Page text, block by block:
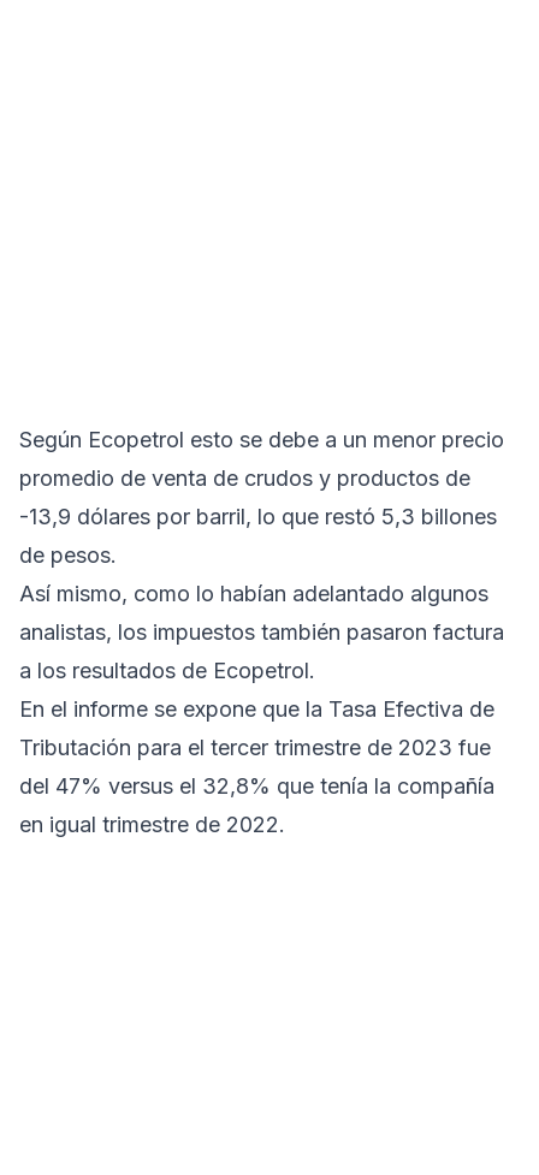
Según Ecopetrol esto se debe a un menor precio
promedio de venta de crudos y productos de
-13,9 dólares por barril, lo que restó 5,3 billones
de pesos.
Así mismo, como lo habían adelantado algunos
analistas, los impuestos también pasaron factura
a los resultados de Ecopetrol.
En el informe se expone que la Tasa Efectiva de
Tributación para el tercer trimestre de 2023 fue
del 47% versus el 32,8% que tenía la compañía
en igual trimestre de 2022.